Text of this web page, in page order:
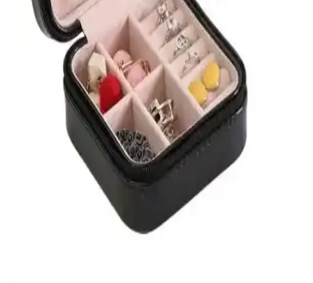
Karşılaştırması
Homing 15 Bölmeli Mini Takı Kutusu ve Piev House Çanta İçi
Aynalı Mini Makyaj Kutusu'nun özellikleri, kullanım alanları ve
kullanıcı yorumlarıyla karşılaştırması. Hangi ürün ihtiyaçlarınıza
uygun? Detaylar burada.
Buyfun Çok Fonksiyonlu Mücevher Kutusu: Şık ve
Güvenli Takı Saklama Çözümü
Buyfun'un çok fonksiyonlu mücevher kutusu, şık tasarımı ve
güvenli saklama özellikleriyle takılarınızı düzenli tutar, seyahatlerde
de pratik kullanım sağlar.
Yongtai Kewendashiye ve KKmoon Mücevher
Kutuları Karşılaştırması ve En İyi Seçenekler